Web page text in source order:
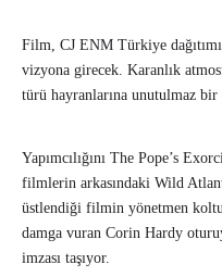
Film, CJ ENM Türkiye
vizyona girecek. Karanlık
türü hayranlarına unutulmaz
Yapımcılığını The Pope’s
filmlerin arkasındaki Wild
üstlendiği filmin yönetmen
damga vuran Corin Hardy
imzası taşıyor.